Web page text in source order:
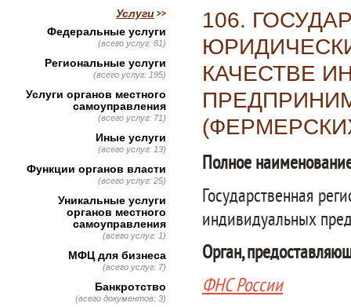
106.
КАЧЕСТВЕ
Полное
Государственная
индивидуальных
Орган,
ФНС России
Услуги
Федеральные услуги
(всего услуг: 81)
Региональные услуги
(всего услуг: 195)
Услуги органов местного
самоуправления
(всего услуг: 71)
Иные услуги
(всего услуг: 13)
Функции органов власти
(всего услуг: 25)
Уникальные услуги
органов местного
самоуправления
(всего услуг: 1)
МФЦ для бизнеса
(всего услуг: 7)
Банкротство
(всего документов: 3)